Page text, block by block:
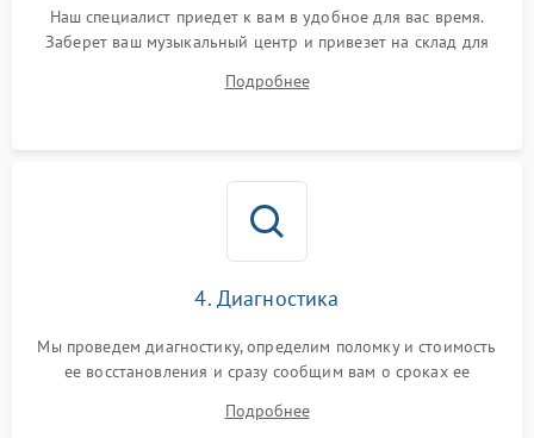
Наш специалист приедет к вам в удобное для вас время.
Заберет ваш музыкальный центр и привезет на склад для
Подробнее
4. Диагностика
Мы проведем диагностику, определим поломку и стоимость
ее восстановления и сразу сообщим вам о сроках ее
Подробнее